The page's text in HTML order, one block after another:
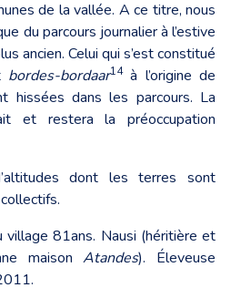
de la vallée. A ce titre, nous
du parcours journalier à l’estive
ancien. Celui qui s’est constitué
bordes-bordaar14à l’origine de
hissées dans les parcours. La
et restera la préoccupation
dont les terres sont
village 81ans. Nausi (héritière et
maisonAtandes). Éleveuse